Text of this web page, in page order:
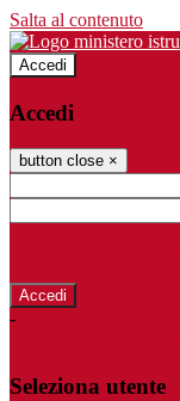
Salta al contenuto
Accedi
Accedi
button close ×
-
Seleziona utente